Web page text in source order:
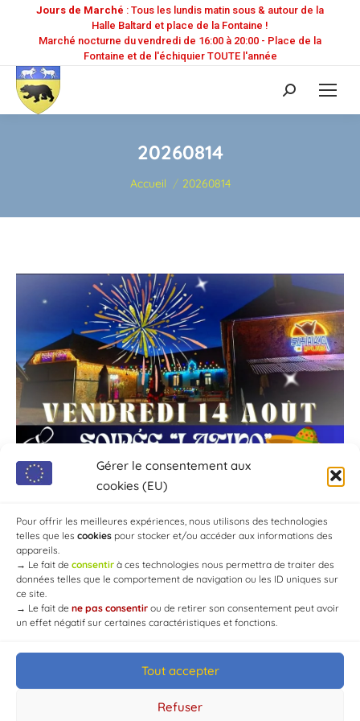
Gérer le consentement aux
cookies (EU)
Pour offrir les meilleures expériences, nous utilisons des technologies
telles que les cookies pour stocker et/ou accéder aux informations des
appareils.
→ Le fait de consentir à ces technologies nous permettra de traiter des
données telles que le comportement de navigation ou les ID uniques sur
ce site.
→ Le fait de ne pas consentir ou de retirer son consentement peut avoir
un effet négatif sur certaines caractéristiques et fonctions.
Tout accepter
Refuser
Jours de Marché : Tous les lundis matin sous & autour de la
Halle Baltard et place de la Fontaine !
Marché nocturne du vendredi de 16:00 à 20:00 - Place de la
Fontaine et de l'échiquier TOUTE l'année
Recherche
:
20260814
Vous êtes ici :
Accueil 20260814
© Mairie de Chaource [2004-2024] | Tous droits réservés.
Developed byWEB3-DESIGN